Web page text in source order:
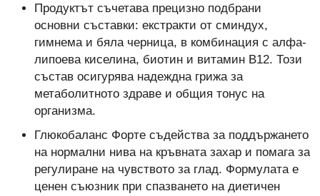
Продуктът съчетава прецизно подбрани
основни съставки: екстракти от сминдух,
гимнема и бяла черница, в комбинация с алфа-
липоева киселина, биотин и витамин B12. Този
състав осигурява надеждна грижа за
метаболитното здраве и общия тонус на
организма.
Глюкобаланс Форте съдейства за поддържането
на нормални нива на кръвната захар и помага за
регулиране на чувството за глад. Формулата е
ценен съюзник при спазването на диетичен